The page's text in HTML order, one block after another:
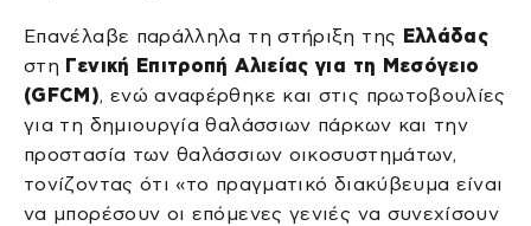
Επανέλαβε παράλληλα τη στήριξη της Ελλάδας
στη Γενική Επιτροπή Αλιείας για τη Μεσόγειο
(GFCM), ενώ αναφέρθηκε και στις πρωτοβουλίες
για τη δημιουργία θαλάσσιων πάρκων και την
προστασία των θαλάσσιων οικοσυστημάτων,
τονίζοντας ότι «το πραγματικό διακύβευμα είναι
να μπορέσουν οι επόμενες γενιές να συνεχίσουν